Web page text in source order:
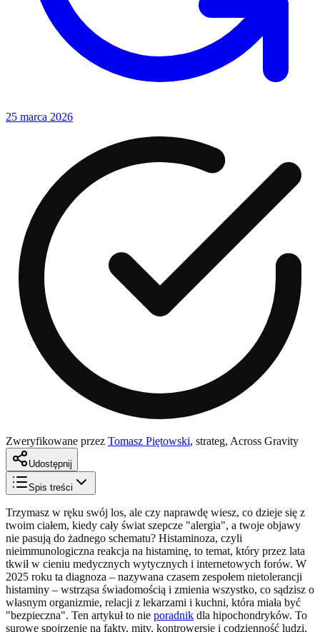
25 marca 2026
Zweryfikowane przez Tomasz Piętowski, strateg, Across Gravity
Udostępnij
Spis treści
Trzymasz w ręku swój los, ale czy naprawdę wiesz, co dzieje się z
twoim ciałem, kiedy cały świat szepcze "alergia", a twoje objawy
nie pasują do żadnego schematu? Histaminoza, czyli
nieimmunologiczna reakcja na histaminę, to temat, który przez lata
tkwił w cieniu medycznych wytycznych i internetowych forów. W
2025 roku ta diagnoza – nazywana czasem zespołem nietolerancji
histaminy – wstrząsa świadomością i zmienia wszystko, co sądzisz o
własnym organizmie, relacji z lekarzami i kuchni, która miała być
"bezpieczna". Ten artykuł to nie poradnik dla hipochondryków. To
surowe spojrzenie na fakty, mity, kontrowersje i codzienność ludzi,